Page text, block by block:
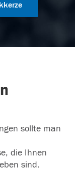
sollte man
die Ihnen
sind.